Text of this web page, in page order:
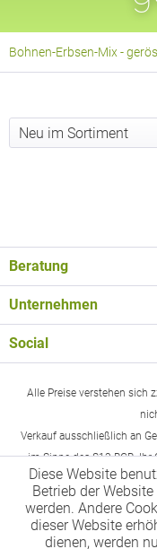
Bohnen-Erbsen-Mix -
Beratung
Unternehmen
Social
Alle Preise verstehen sich
Verkauf ausschließlich an
im Sinne des §13 BGB. Ihr
Diese Website
Betrieb der
werden. Andere
dieser Website
dienen, werden